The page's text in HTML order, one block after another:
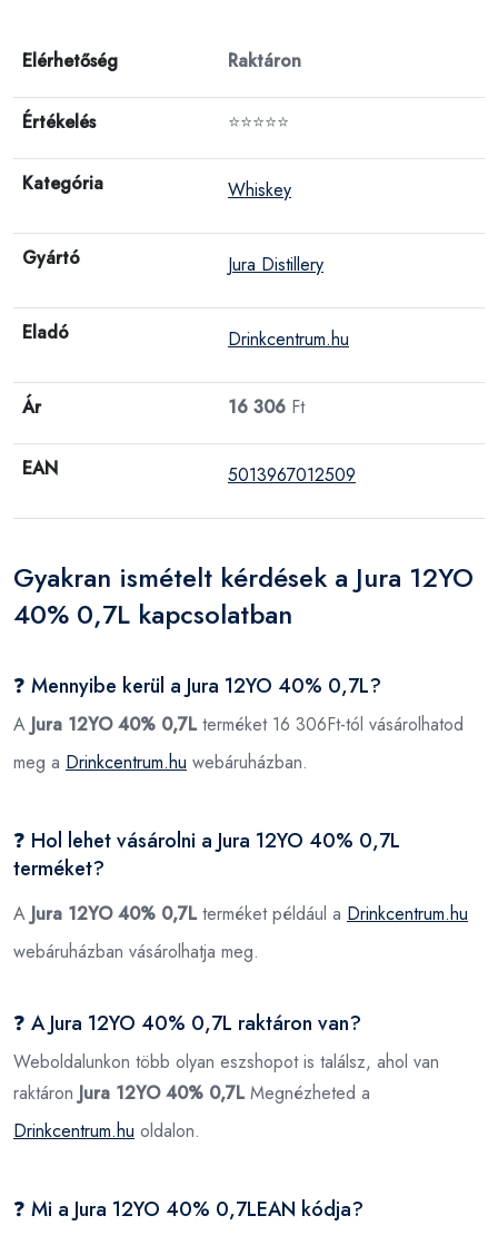
Elérhetőség Raktáron
Értékelés ⭐⭐⭐⭐⭐
Kategória Whiskey
Gyártó Jura Distillery
Eladó Drinkcentrum.hu
Ár 16 306 Ft
EAN 5013967012509
Gyakran ismételt kérdések a Jura 12YO
40% 0,7L kapcsolatban
❓ Mennyibe kerül a Jura 12YO 40% 0,7L?
A Jura 12YO 40% 0,7Lterméket 16 306Ft-tól vásárolhatod
meg a Drinkcentrum.hu webáruházban.
❓ Hol lehet vásárolni a Jura 12YO 40% 0,7L
terméket?
A Jura 12YO 40% 0,7Lterméket például a Drinkcentrum.hu
webáruházban vásárolhatja meg.
❓ A Jura 12YO 40% 0,7L raktáron van?
Weboldalunkon több olyan eszshopot is találsz, ahol van
raktáron Jura 12YO 40% 0,7LMegnézheted a
Drinkcentrum.hu oldalon.
❓ Mi a Jura 12YO 40% 0,7LEAN kódja?